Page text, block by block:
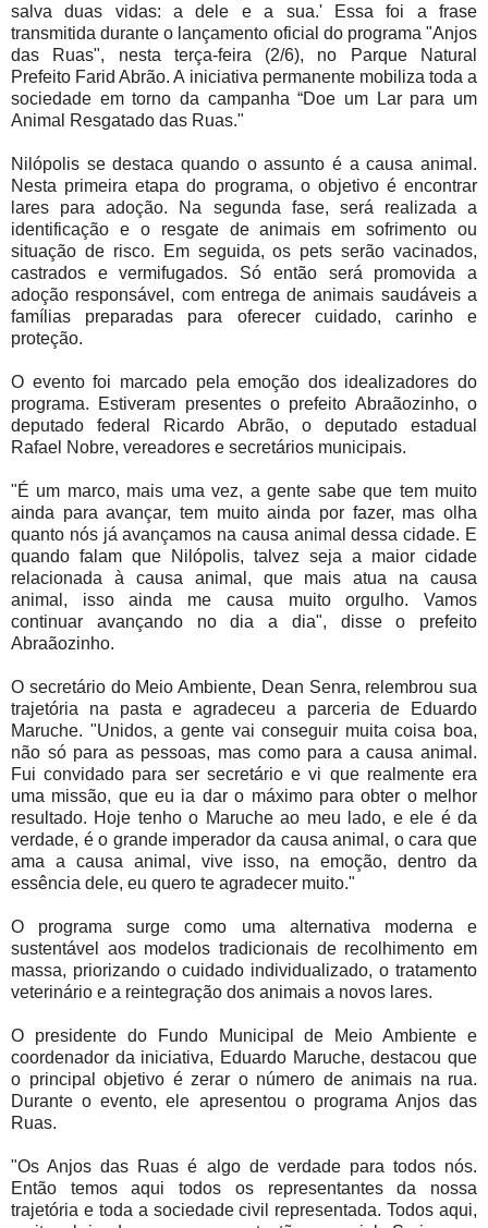
salva duas vidas: a dele e a sua.' Essa foi a frase
transmitida durante o lançamento oficial do programa "Anjos
das Ruas", nesta terça-feira (2/6), no Parque Natural
Prefeito Farid Abrão. A iniciativa permanente mobiliza toda a
sociedade em torno da campanha “Doe um Lar para um
Animal Resgatado das Ruas."
Nilópolis se destaca quando o assunto é a causa animal.
Nesta primeira etapa do programa, o objetivo é encontrar
lares para adoção. Na segunda fase, será realizada a
identificação e o resgate de animais em sofrimento ou
situação de risco. Em seguida, os pets serão vacinados,
castrados e vermifugados. Só então será promovida a
adoção responsável, com entrega de animais saudáveis a
famílias preparadas para oferecer cuidado, carinho e
proteção.
O evento foi marcado pela emoção dos idealizadores do
programa. Estiveram presentes o prefeito Abraãozinho, o
deputado federal Ricardo Abrão, o deputado estadual
Rafael Nobre, vereadores e secretários municipais.
"É um marco, mais uma vez, a gente sabe que tem muito
ainda para avançar, tem muito ainda por fazer, mas olha
quanto nós já avançamos na causa animal dessa cidade. E
quando falam que Nilópolis, talvez seja a maior cidade
relacionada à causa animal, que mais atua na causa
animal, isso ainda me causa muito orgulho. Vamos
continuar avançando no dia a dia", disse o prefeito
Abraãozinho.
O secretário do Meio Ambiente, Dean Senra, relembrou sua
trajetória na pasta e agradeceu a parceria de Eduardo
Maruche. "Unidos, a gente vai conseguir muita coisa boa,
não só para as pessoas, mas como para a causa animal.
Fui convidado para ser secretário e vi que realmente era
uma missão, que eu ia dar o máximo para obter o melhor
resultado. Hoje tenho o Maruche ao meu lado, e ele é da
verdade, é o grande imperador da causa animal, o cara que
ama a causa animal, vive isso, na emoção, dentro da
essência dele, eu quero te agradecer muito."
O programa surge como uma alternativa moderna e
sustentável aos modelos tradicionais de recolhimento em
massa, priorizando o cuidado individualizado, o tratamento
veterinário e a reintegração dos animais a novos lares.
O presidente do Fundo Municipal de Meio Ambiente e
coordenador da iniciativa, Eduardo Maruche, destacou que
o principal objetivo é zerar o número de animais na rua.
Durante o evento, ele apresentou o programa Anjos das
Ruas.
"Os Anjos das Ruas é algo de verdade para todos nós.
Então temos aqui todos os representantes da nossa
trajetória e toda a sociedade civil representada. Todos aqui,